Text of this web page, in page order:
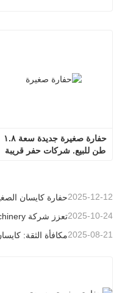
2025-12-12
2025-10-24
2025-08-21